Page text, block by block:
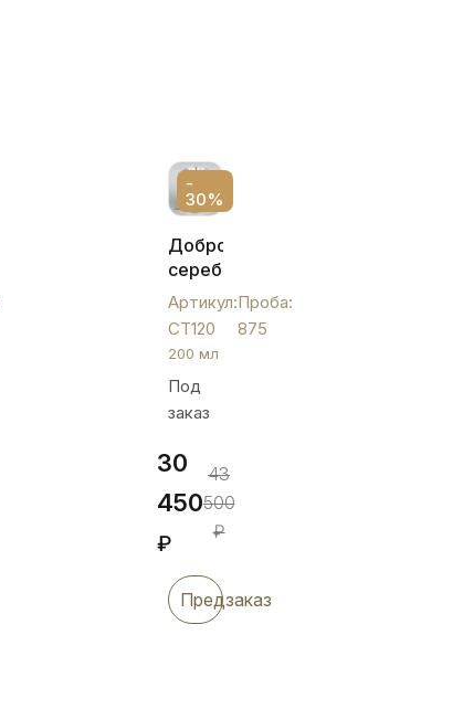
-
30%
Добротный
серебряный
стакан,
СТ120
Артикул:
СТ120
Проба:
875
200 мл
Под
заказ
30
450
₽
43
500
₽
Предзаказ